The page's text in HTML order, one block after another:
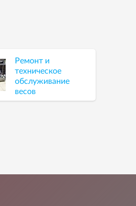
Ремонт и
техническое
обслуживание
весов